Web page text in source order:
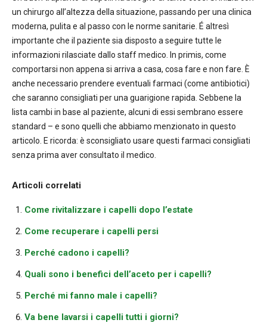
un chirurgo all’altezza della situazione, passando per una clinica
moderna, pulita e al passo con le norme sanitarie. É altresì
importante che il paziente sia disposto a seguire tutte le
informazioni rilasciate dallo staff medico. In primis, come
comportarsi non appena si arriva a casa, cosa fare e non fare. È
anche necessario prendere eventuali farmaci (come antibiotici)
che saranno consigliati per una guarigione rapida. Sebbene la
lista cambi in base al paziente, alcuni di essi sembrano essere
standard – e sono quelli che abbiamo menzionato in questo
articolo. E ricorda: è sconsigliato usare questi farmaci consigliati
senza prima aver consultato il medico.
Articoli correlati
Come rivitalizzare i capelli dopo l’estate
Come recuperare i capelli persi
Perché cadono i capelli?
Quali sono i benefici dell’aceto per i capelli?
Perché mi fanno male i capelli?
Va bene lavarsi i capelli tutti i giorni?